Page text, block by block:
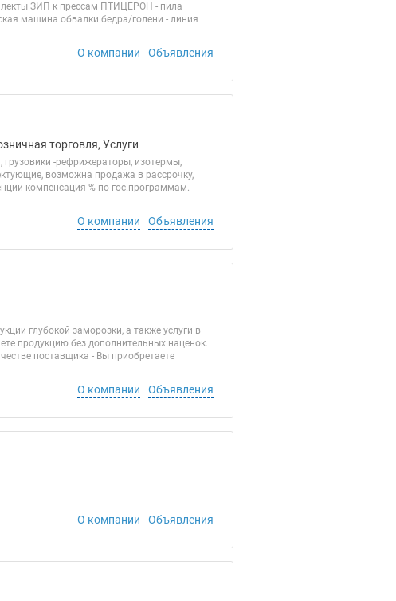
ЗИП к прессам ПТИЦЕРОН - пила
машина обвалки бедра/голени - линия
О компании Объявления
торговля, Услуги
грузовики -рефрижераторы, изотермы,
возможна продажа в рассрочку,
компенсация % по гос.программам.
О компании Объявления
глубокой заморозки, а также услуги в
продукцию без дополнительных наценок.
поставщика - Вы приобретаете
О компании Объявления
О компании Объявления